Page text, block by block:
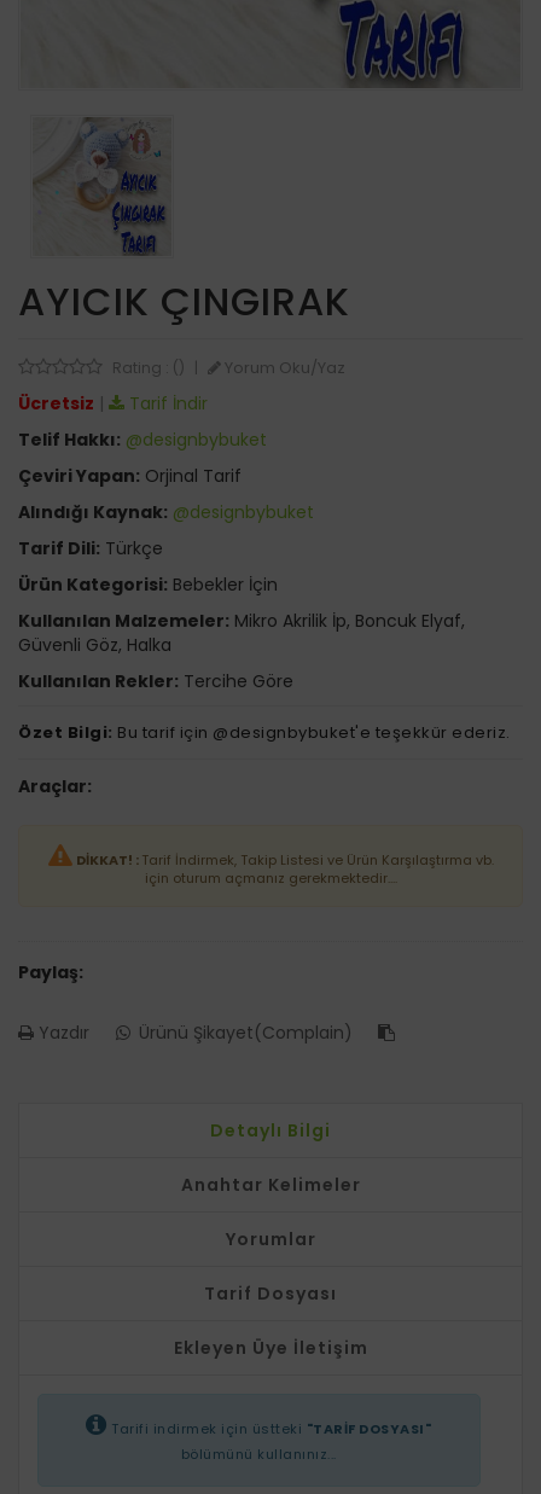
AYICIK ÇINGIRAK
Rating : () Yorum Oku/Yaz
Ücretsiz |
Tarif İndir
Telif Hakkı: @designbybuket
Çeviri Yapan: Orjinal Tarif
Alındığı Kaynak: @designbybuket
Tarif Dili: Türkçe
Ürün Kategorisi: Bebekler İçin
Kullanılan Malzemeler: Mikro Akrilik İp, Boncuk Elyaf,
Güvenli Göz, Halka
Kullanılan Rekler: Tercihe Göre
Özet Bilgi: Bu tarif için @designbybuket'e teşekkür ederiz.
Araçlar:
DİKKAT! :Tarif İndirmek, Takip Listesi ve Ürün Karşılaştırma vb.
için oturum açmanız gerekmektedir....
Paylaş:
Yazdır Ürünü Şikayet(Complain)
Detaylı Bilgi
Anahtar Kelimeler
Yorumlar
Tarif Dosyası
Ekleyen Üye İletişim
Tarifi indirmek için üstteki "TARİF DOSYASI"
bölümünü kullanınız...